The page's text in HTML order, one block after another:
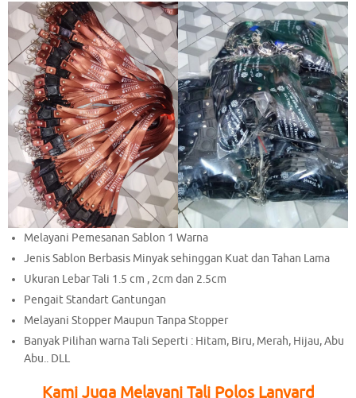
Melayani Pemesanan Sablon 1 Warna
Jenis Sablon Berbasis Minyak sehinggan Kuat dan Tahan Lama
Ukuran Lebar Tali 1.5 cm , 2cm dan 2.5cm
Pengait Standart Gantungan
Melayani Stopper Maupun Tanpa Stopper
Banyak Pilihan warna Tali Seperti : Hitam, Biru, Merah, Hijau, Abu
Abu.. DLL
Kami Juga Melayani Tali Polos Lanyard